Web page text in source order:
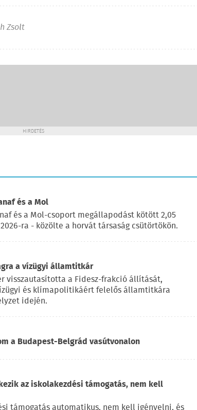
Zsolt
HIRDETÉS
és a Mol
és a Mol-csoport megállapodást kötött 2,05
ra - közölte a horvát társaság csütörtökön.
a vízügyi államtitkár
visszautasította a Fidesz-frakció állítását,
és klímapolitikáért felelős államtitkára
idején.
a Budapest-Belgrád vasútvonalon
az iskolakezdési támogatás, nem kell